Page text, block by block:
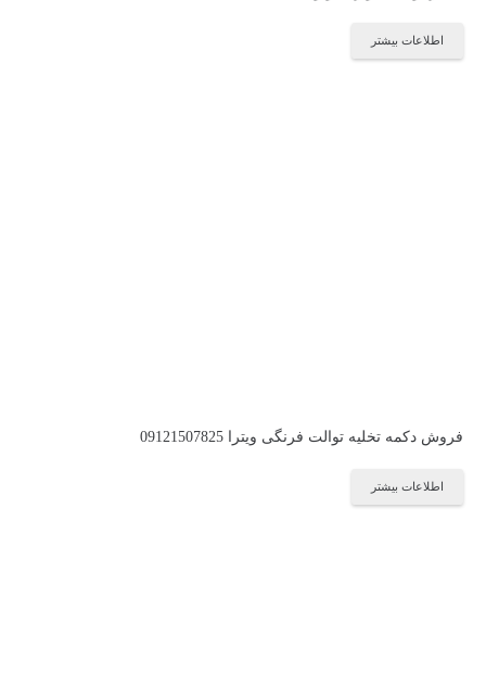
اطلاعات بیشتر
فروش دکمه تخلیه توالت فرنگی ویترا 09121507825
اطلاعات بیشتر